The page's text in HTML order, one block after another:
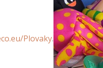
Plovaky.